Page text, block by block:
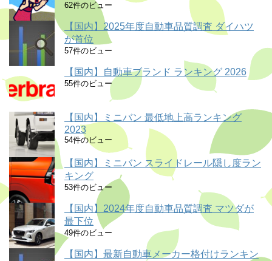
62件のビュー
【国内】2025年度自動車品質調査 ダイハツ
が首位
57件のビュー
【国内】自動車ブランド ランキング 2026
55件のビュー
【国内】ミニバン 最低地上高ランキング
2023
54件のビュー
【国内】ミニバン スライドレール隠し度ラン
キング
53件のビュー
【国内】2024年度自動車品質調査 マツダが
最下位
49件のビュー
【国内】最新自動車メーカー格付けランキン